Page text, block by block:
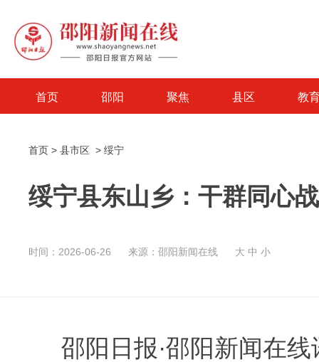
首页 邵阳 聚焦 县区 教
首页 > 县市区 > 绥宁
绥宁县东山乡：干群同心
时间：2026-06-26 来源：邵阳新闻在线 大 中 小
邵阳日报·邵阳新闻在